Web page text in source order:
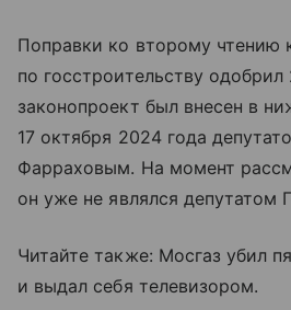
Поправки ко второму чтению
по госстроительству
законопроект был внесен в
17 октября 2024 года
Фарраховым. На момент
он уже не являлся депутатом
Читайте также: Мосгаз убил
и выдал себя телевизором.